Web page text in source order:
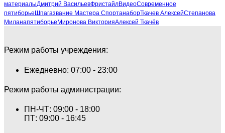
материалыДмитрий ВасильевФристайлВидеоСовременное
пятиборье Шпагазвание Мастера СпортанаборТкачев АлексейСтепанова
Миланапятиборье Миронова ВикторияАлексей Ткачёв
Режим работы учреждения:
Ежедневно: 07:00 - 23:00
Режим работы администрации:
ПН-ЧТ: 09:00 - 18:00
ПТ: 09:00 - 16:45